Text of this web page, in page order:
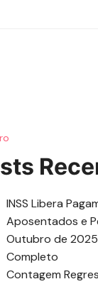
INSS Libera
Aposentados e
Outubro de
Completo
Contagem